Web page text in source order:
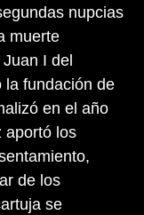
nupcias
muerte
I del
la fundación de
en el año
aportó los
de los
se